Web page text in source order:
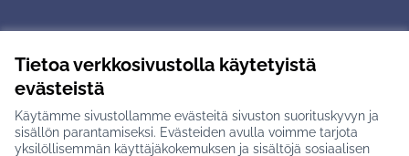
Tietoa verkkosivustolla käytetyistä
evästeistä
Käytämme sivustollamme evästeitä sivuston suorituskyvyn ja
sisällön parantamiseksi. Evästeiden avulla voimme tarjota
yksilöllisemmän käyttäjäkokemuksen ja sisältöjä sosiaalisen
Ohjeet kirjautumiseen
Ohjeet kommentin jättämiseen